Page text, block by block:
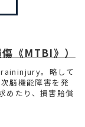
《MTBI》）
。略して
脳機能障害を発
めたり、損害賠償